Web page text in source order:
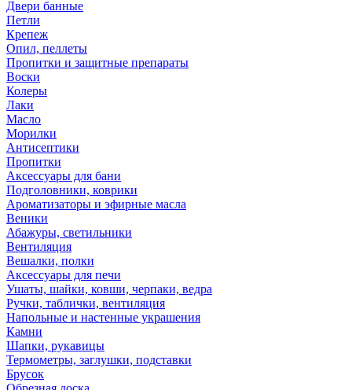
Двери банные
Петли
Крепеж
Опил, пеллеты
Пропитки и защитные препараты
Воски
Колеры
Лаки
Масло
Морилки
Антисептики
Пропитки
Аксессуары для бани
Подголовники, коврики
Ароматизаторы и эфирные масла
Веники
Абажуры, светильники
Вентиляция
Вешалки, полки
Аксессуары для печи
Ушаты, шайки, ковши, черпаки, ведра
Ручки, таблички, вентиляция
Напольные и настенные украшения
Камни
Шапки, рукавицы
Термометры, заглушки, подставки
Брусок